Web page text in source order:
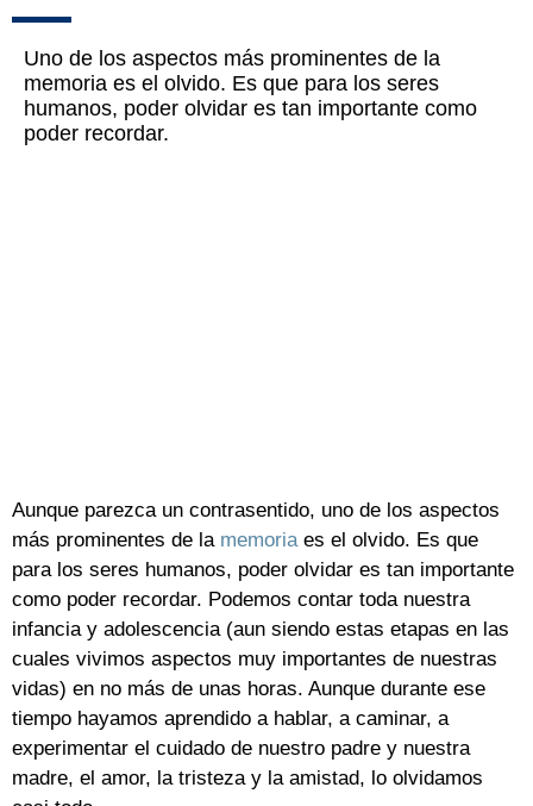
Uno de los aspectos más prominentes de la
memoria es el olvido. Es que para los seres
humanos, poder olvidar es tan importante como
poder recordar.
Aunque parezca un contrasentido, uno de los aspectos
más prominentes de la memoriaes el olvido. Es que
para los seres humanos, poder olvidar es tan importante
como poder recordar. Podemos contar toda nuestra
infancia y adolescencia (aun siendo estas etapas en las
cuales vivimos aspectos muy importantes de nuestras
vidas) en no más de unas horas. Aunque durante ese
tiempo hayamos aprendido a hablar, a caminar, a
experimentar el cuidado de nuestro padre y nuestra
madre, el amor, la tristeza y la amistad, lo olvidamos